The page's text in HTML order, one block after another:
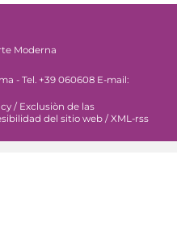
Moderna
- Tel. +39 060608 E-mail:
/ Exclusiòn de las
del sitio web / XML-rss